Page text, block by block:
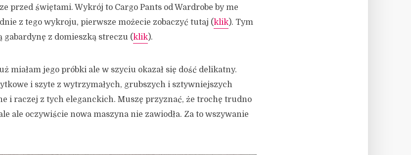
przed świętami. Wykrój to Cargo Pants od Wardrobe by me
z tego wykroju, pierwsze możecie zobaczyć tutaj (klik). Tym
z domieszką streczu (klik).
miałam jego próbki ale w szyciu okazał się dość delikatny.
i szyte z wytrzymałych, grubszych i sztywniejszych
i raczej z tych eleganckich. Muszę przyznać, że trochę trudno
ale oczywiście nowa maszyna nie zawiodła. Za to wszywanie